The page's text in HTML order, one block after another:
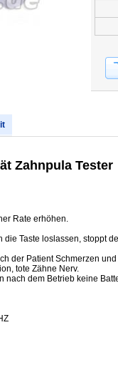
Zahnpula Tester
Rate erhöhen.
Taste loslassen, stoppt
der Patient Schmerzen
tote Zähne Nerv.
nach dem Betrieb keine